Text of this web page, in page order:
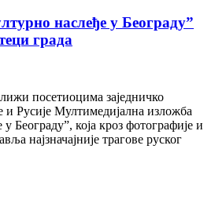
наслеђе у Београду”
града
посетиоцима заједничко
и Русије Мултимедијална изложба
Београду”, која кроз фотографије и
најзначајније трагове руског